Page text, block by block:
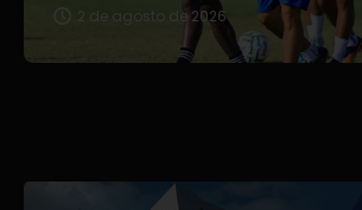
2 de agosto de 2026